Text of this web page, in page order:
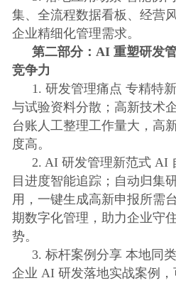
集、全流程数据看板、经营
企业精细化管理需求。
第二部分：AI 重塑研发
竞争力
1. 研发管理痛点 专精特
与试验资料分散；高新技术
台账人工整理工作量大，高
度高。
2. AI 研发管理新范式 AI
目进度智能追踪；自动归集
用，一键生成高新申报所需
期数字化管理，助力企业守
势。
3. 标杆案例分享 本地同
企业 AI 研发落地实战案例，